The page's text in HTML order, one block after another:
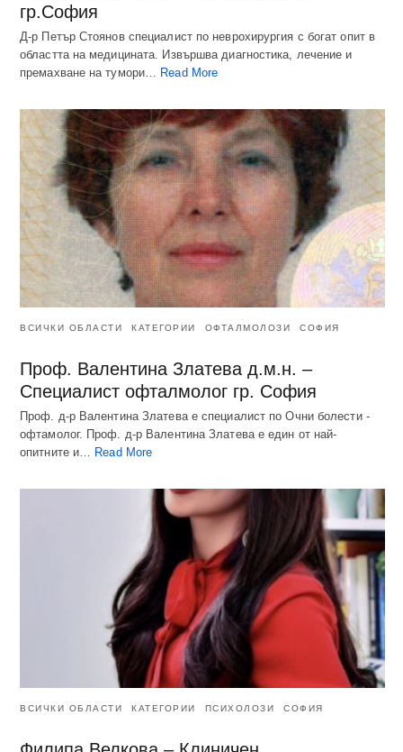
гр.София
Д-р Петър Стоянов специалист по неврохирургия с богат опит в
областта на медицината. Извършва диагностика, лечение и
премахване на тумори…
Read More
ВСИЧКИ ОБЛАСТИ КАТЕГОРИИ ОФТАЛМОЛОЗИ СОФИЯ
Проф. Валентина Златева д.м.н. –
Специалист офталмолог гр. София
Проф. д-р Валентина Златева е специалист по Очни болести -
офтамолог. Проф. д-р Валентина Златева е един от най-
опитните и… Read More
ВСИЧКИ ОБЛАСТИ КАТЕГОРИИ ПСИХОЛОЗИ СОФИЯ